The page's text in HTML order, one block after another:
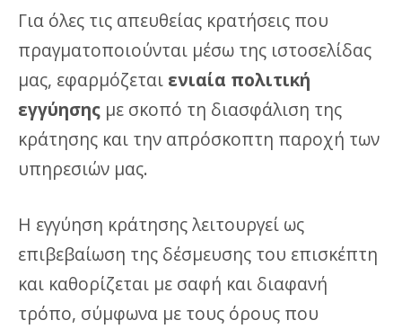
Για όλες τις απευθείας κρατήσεις που
πραγματοποιούνται μέσω της ιστοσελίδας
μας, εφαρμόζεται ενιαία πολιτική
εγγύησης με σκοπό τη διασφάλιση της
κράτησης και την απρόσκοπτη παροχή των
υπηρεσιών μας.
Η εγγύηση κράτησης λειτουργεί ως
επιβεβαίωση της δέσμευσης του επισκέπτη
και καθορίζεται με σαφή και διαφανή
τρόπο, σύμφωνα με τους όρους που